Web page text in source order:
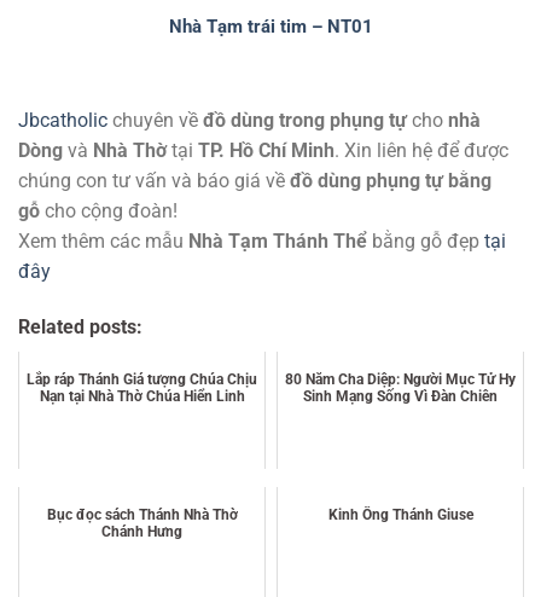
Nhà Tạm trái tim – NT01
Jbcatholic chuyên về đồ dùng trong phụng tựcho nhà
Dòng và Nhà Thờtại TP. Hồ Chí Minh. Xin liên hệ để được
chúng con tư vấn và báo giá về đồ dùng phụng tự bằng
gỗ cho cộng đoàn!
Xem thêm các mẫu Nhà Tạm Thánh Thể bằng gỗ đẹp tại
đây
Related posts:
Lắp ráp Thánh Giá tượng Chúa Chịu
Nạn tại Nhà Thờ Chúa Hiển Linh
80 Năm Cha Diệp: Người Mục Tử Hy
Sinh Mạng Sống Vì Đàn Chiên
Bục đọc sách Thánh Nhà Thờ
Chánh Hưng
Kinh Ông Thánh Giuse